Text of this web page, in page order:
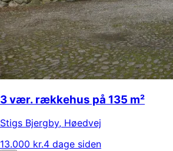
3 vær. rækkehus på 135 m²
Stigs Bjergby, Høedvej
13.000 kr.4 dage siden